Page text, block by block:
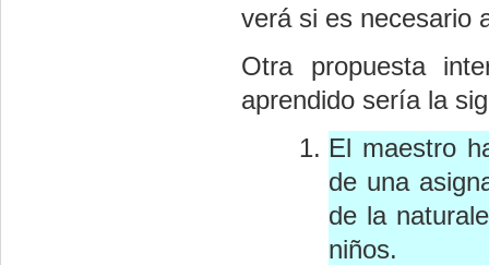
verá si es necesario
Otra propuesta
aprendido sería la
El maestro
de una
de la
niños.